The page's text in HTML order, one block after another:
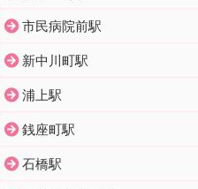
市民病院前駅
新中川町駅
浦上駅
銭座町駅
石橋駅